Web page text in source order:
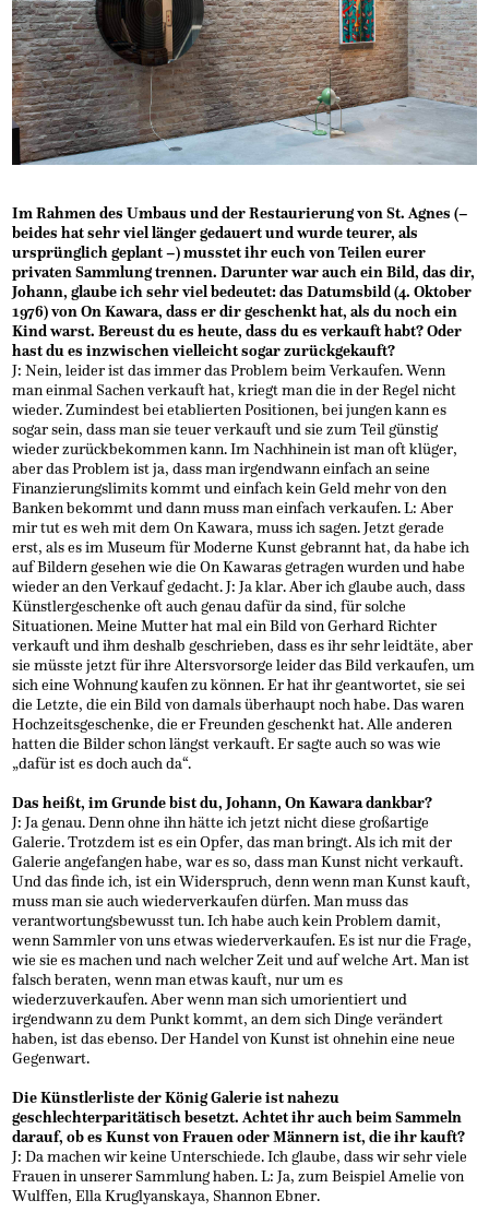
Im Rahmen des Umbaus und der Restaurierung von St. Agnes (–
beides hat sehr viel länger gedauert und wurde teurer, als
ursprünglich geplant –) musstet ihr euch von Teilen eurer
privaten Sammlung trennen. Darunter war auch ein Bild, das dir,
Johann, glaube ich sehr viel bedeutet: das Datumsbild (4. Oktober
1976) von On Kawara, dass er dir geschenkt hat, als du noch ein
Kind warst. Bereust du es heute, dass du es verkauft habt? Oder
hast du es inzwischen vielleicht sogar zurückgekauft?
J: Nein, leider ist das immer das Problem beim Verkaufen. Wenn
man einmal Sachen verkauft hat, kriegt man die in der Regel nicht
wieder. Zumindest bei etablierten Positionen, bei jungen kann es
sogar sein, dass man sie teuer verkauft und sie zum Teil günstig
wieder zurückbekommen kann. Im Nachhinein ist man oft klüger,
aber das Problem ist ja, dass man irgendwann einfach an seine
Finanzierungslimits kommt und einfach kein Geld mehr von den
Banken bekommt und dann muss man einfach verkaufen. L: Aber
mir tut es weh mit dem On Kawara, muss ich sagen. Jetzt gerade
erst, als es im Museum für Moderne Kunst gebrannt hat, da habe ich
auf Bildern gesehen wie die On Kawaras getragen wurden und habe
wieder an den Verkauf gedacht. J: Ja klar. Aber ich glaube auch, dass
Künstlergeschenke oft auch genau dafür da sind, für solche
Situationen. Meine Mutter hat mal ein Bild von Gerhard Richter
verkauft und ihm deshalb geschrieben, dass es ihr sehr leidtäte, aber
sie müsste jetzt für ihre Altersvorsorge leider das Bild verkaufen, um
sich eine Wohnung kaufen zu können. Er hat ihr geantwortet, sie sei
die Letzte, die ein Bild von damals überhaupt noch habe. Das waren
Hochzeitsgeschenke, die er Freunden geschenkt hat. Alle anderen
hatten die Bilder schon längst verkauft. Er sagte auch so was wie
„dafür ist es doch auch da“.
Das heißt, im Grunde bist du, Johann, On Kawara dankbar?
J: Ja genau. Denn ohne ihn hätte ich jetzt nicht diese großartige
Galerie. Trotzdem ist es ein Opfer, das man bringt. Als ich mit der
Galerie angefangen habe, war es so, dass man Kunst nicht verkauft.
Und das finde ich, ist ein Widerspruch, denn wenn man Kunst kauft,
muss man sie auch wiederverkaufen dürfen. Man muss das
verantwortungsbewusst tun. Ich habe auch kein Problem damit,
wenn Sammler von uns etwas wiederverkaufen. Es ist nur die Frage,
wie sie es machen und nach welcher Zeit und auf welche Art. Man ist
falsch beraten, wenn man etwas kauft, nur um es
wiederzuverkaufen. Aber wenn man sich umorientiert und
irgendwann zu dem Punkt kommt, an dem sich Dinge verändert
haben, ist das ebenso. Der Handel von Kunst ist ohnehin eine neue
Gegenwart.
Die Künstlerliste der König Galerie ist nahezu
geschlechterparitätisch besetzt. Achtet ihr auch beim Sammeln
darauf, ob es Kunst von Frauen oder Männern ist, die ihr kauft?
J: Da machen wir keine Unterschiede. Ich glaube, dass wir sehr viele
Frauen in unserer Sammlung haben. L: Ja, zum Beispiel Amelie von
Wulffen, Ella Kruglyanskaya, Shannon Ebner.